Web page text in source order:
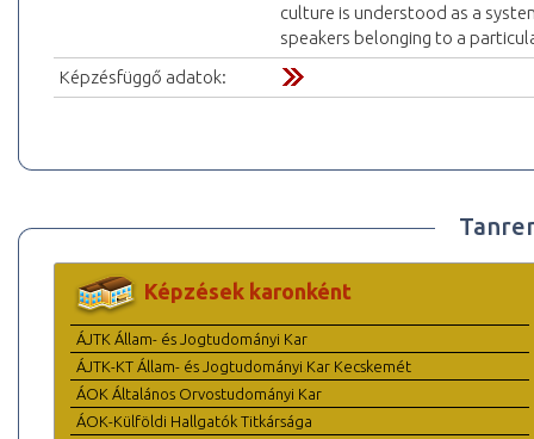
culture is understood as a
speakers belonging to a
Képzésfüggő adatok:
Képzések karonként
ÁJTK Állam- és Jogtudományi Kar
ÁJTK-KT Állam- és Jogtudományi Kar Kecskemét
ÁOK Általános Orvostudományi Kar
ÁOK-Külföldi Hallgatók Titkársága